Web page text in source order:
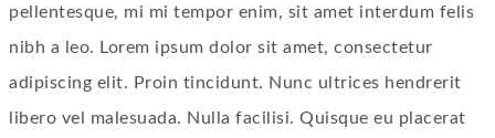
pellentesque, mi mi tempor enim, sit amet interdum felis
nibh a leo. Lorem ipsum dolor sit amet, consectetur
adipiscing elit. Proin tincidunt. Nunc ultrices hendrerit
libero vel malesuada. Nulla facilisi. Quisque eu placerat